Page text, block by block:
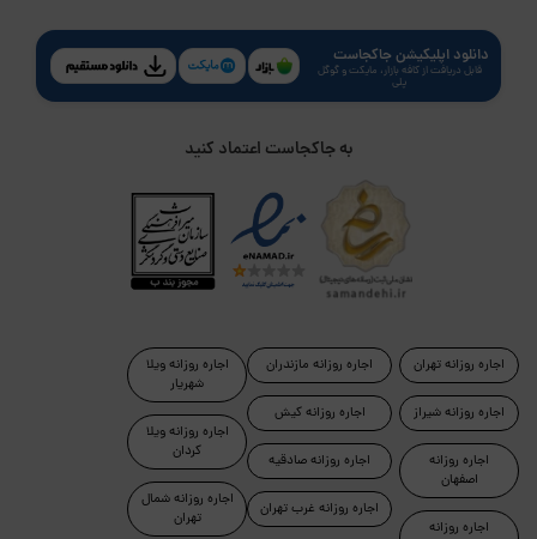
دانلود اپلیکیشن جاکجاست
قابل دریافت از کافه بازار، مایکت و گوگل
پلی
به جاکجاست اعتماد کنید
اجاره روزانه تهران
اجاره روزانه شیراز
اجاره روزانه
اصفهان
اجاره روزانه
اجاره روزانه مازندران
اجاره روزانه کیش
اجاره روزانه صادقیه
اجاره روزانه غرب تهران
اجاره روزانه ویلا
شهریار
اجاره روزانه ویلا
کردان
اجاره روزانه شمال
تهران